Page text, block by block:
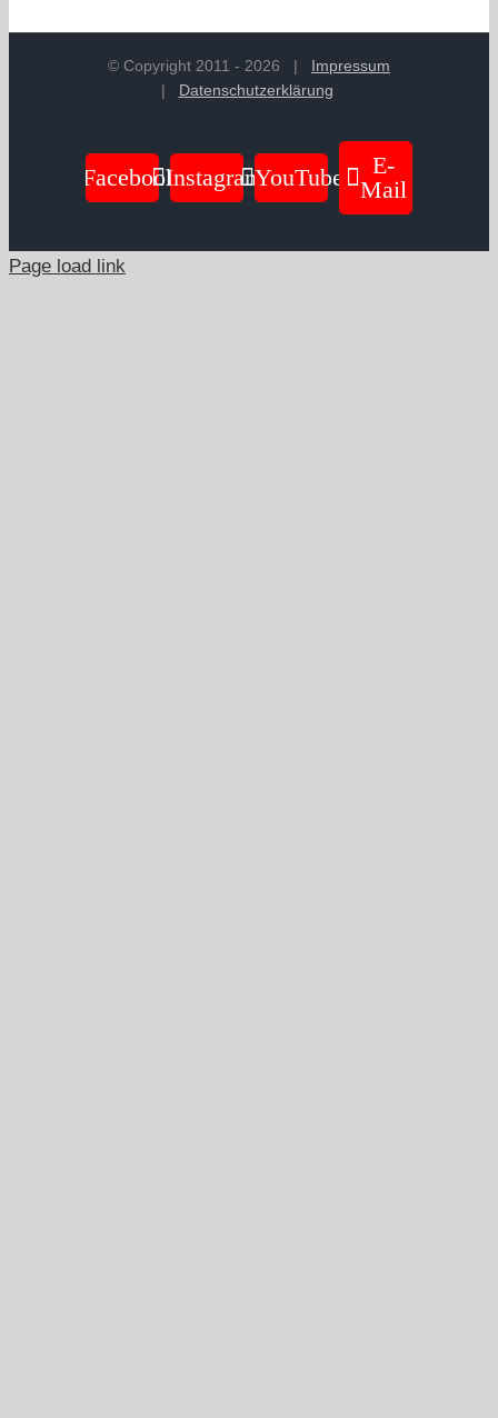
© Copyright 2011 - 2026 | Impressum
| Datenschutzerklärung
FacebookInstagramYouTube
E-
Mail
Page load link